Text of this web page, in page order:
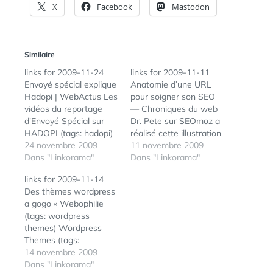
X Facebook Mastodon
Similaire
links for 2009-11-24
Envoyé spécial explique
Hadopi | WebActus Les
vidéos du reportage
d'Envoyé Spécial sur
HADOPI (tags: hadopi)
100 icônes pour vos
flux rss | Weedle (tags:
dévoile sa sélection de
16 jeunes pousses par
Neteco.com Je suis
content que Stribe soit
l'une de ces jeunes
pousses retenues (tags:
…
24 novembre 2009
Dans "Linkorama"
links for 2009-11-11
Anatomie d’une URL
pour soigner son SEO
— Chroniques du web
Dr. Pete sur SEOmoz a
réalisé cette illustration
pour décortiquer la
composition d’une URL
11 novembre 2009
Dans "Linkorama"
links for 2009-11-14
Des thèmes wordpress
a gogo « Webophilie
(tags: wordpress
themes) Wordpress
Themes (tags:
wordpress themes)
Best Magazine
14 novembre 2009
Dans "Linkorama"